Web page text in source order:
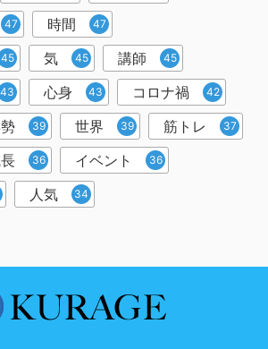
47 時間 47
45 気 45 講師 45
43 心身 43 コロナ禍 42
39 世界 39 筋トレ 37
36 イベント 36
人気 34